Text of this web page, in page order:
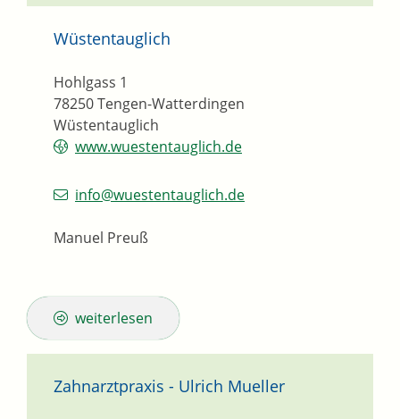
Wüstentauglich
Wüstentauglich
Hohlgass 1
78250Tengen-Watterdingen
www.wuestentauglich.de
info@wuestentauglich.de
Manuel Preuß
weiterlesen
Zahnarztpraxis - Ulrich Mueller